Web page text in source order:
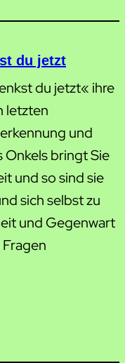
du jetzt
du jetzt« ihre
letzten
und
Onkels bringt Sie
und so sind sie
sich selbst zu
und Gegenwart